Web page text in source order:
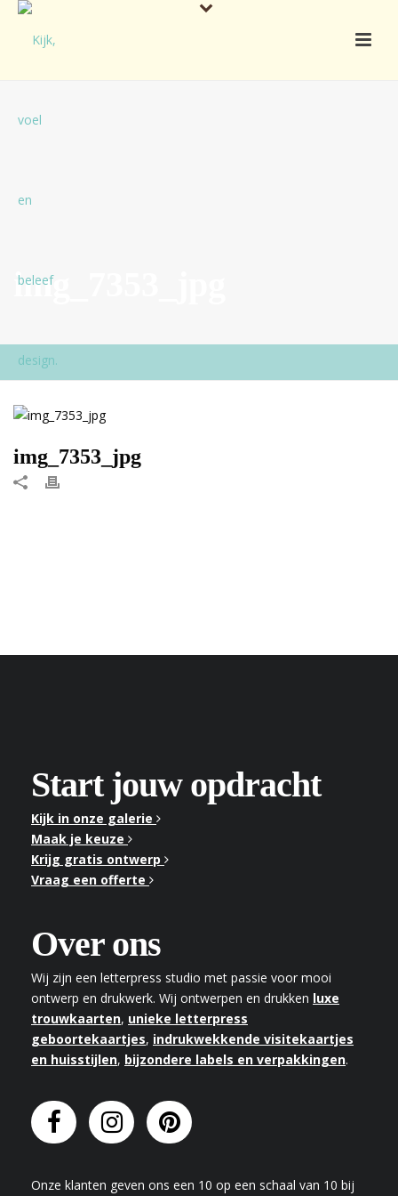
img_7353_jpg
img_7353_jpg
Start jouw opdracht
Kijk in onze galerie
Maak je keuze
Krijg gratis ontwerp
Vraag een offerte
Over ons
Wij zijn een letterpress studio met passie voor mooi
ontwerp en drukwerk. Wij ontwerpen en drukken luxe
trouwkaarten, unieke letterpress
geboortekaartjes, indrukwekkende visitekaartjes
en huisstijlen, bijzondere labels en verpakkingen.
Onze klanten geven ons een 10 op een schaal van 10 bij